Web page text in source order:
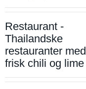
Restaurant -
Thailandske
restauranter med
frisk chili og lime